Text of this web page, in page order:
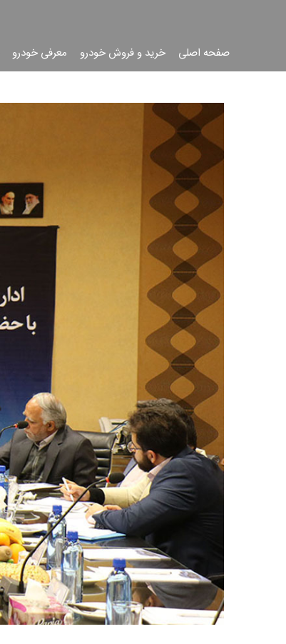
صفحه اصلی خرید و فروش خودرو معرفی خودرو
جست
جو